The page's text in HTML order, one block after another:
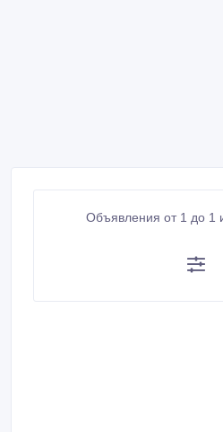
Объявления от 1 до 1